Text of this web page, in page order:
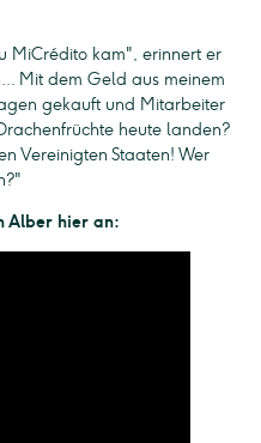
MiCrédito kam", erinnert er
Mit dem Geld aus meinem
gekauft und Mitarbeiter
heute landen?
Vereinigten Staaten! Wer
Alber hier an: